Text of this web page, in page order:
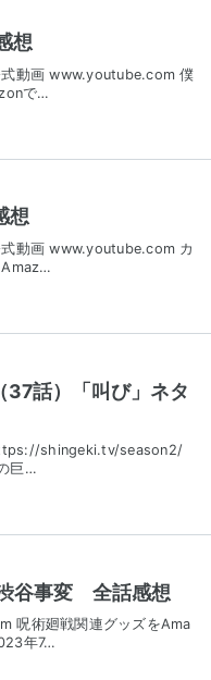
想
動画 www.youtube.com 僕
で…
想
動画 www.youtube.com カ
Amaz…
話）「叫び」ネタ
shingeki.tv/season2/
巨…
谷事変 全話感想
呪術廻戦関連グッズをAma
年7…